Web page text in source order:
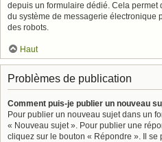
depuis un formulaire dédié. Cela permet
du système de messagerie électronique
des robots.
Haut
Problèmes de publication
Comment puis-je publier un nouveau
Pour publier un nouveau sujet dans un
« Nouveau sujet ». Pour publier une
cliquez sur le bouton « Répondre ». Il se